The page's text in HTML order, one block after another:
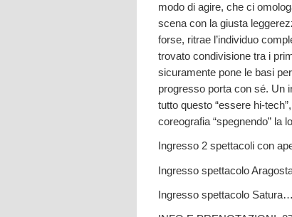
modo di agire, che ci
scena con la giusta
forse, ritrae l’individuo
trovato condivisione tra i
sicuramente pone le basi
progresso porta con sé. Un
tutto questo “essere hi-
coreografia “spegnendo” la
Ingresso 2 spettacoli con
Ingresso spettacolo
Ingresso spettacolo